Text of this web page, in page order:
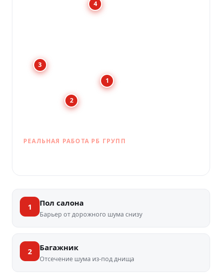
1
2
3
4
РЕАЛЬНАЯ РАБОТА РБ ГРУПП
1 Пол салона
Барьер от дорожного шума снизу
2 Багажник
Отсечение шума из-под днища